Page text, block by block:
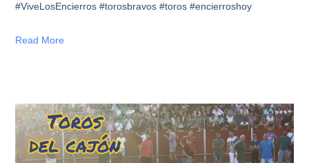
#ViveLosEncierros #torosbravos #toros #encierroshoy
Read More